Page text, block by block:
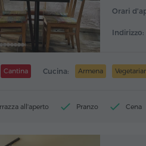
Orari
Indirizzo:
Cantina Cucina: Armena
all'aperto Pranzo Cena